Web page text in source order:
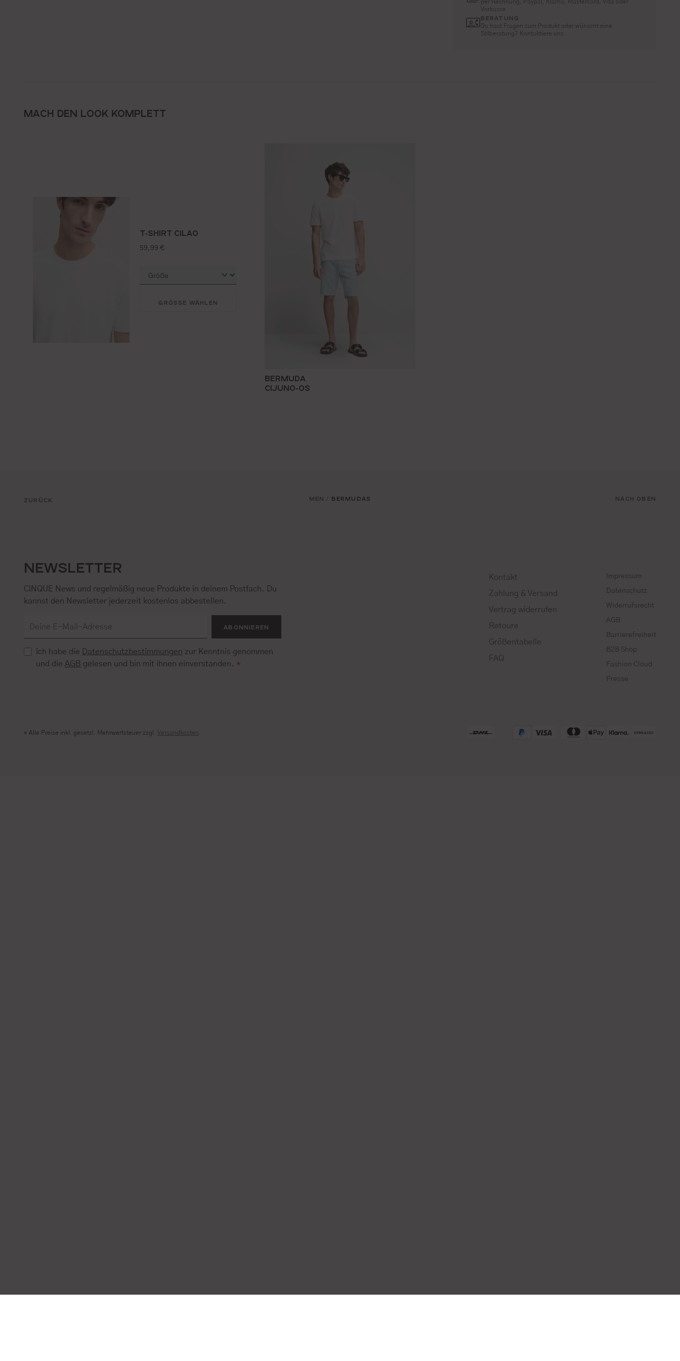
per Rechnung, Paypal, Klarna, Mastercard, Visa oder
Vorkasse
BERATUNG
Du hast Fragen zum Produkt oder wünscht eine
Stilberatung? Kontaktiere uns
MACH DEN LOOK KOMPLETT
BERMUDA
CIJUNO-OS
T-SHIRT CILAO
regulärer preis:
59,99 €
GRÖSSE WÄHLEN
ZURÜCK MEN BERMUDAS NACH OBEN
NEWSLETTER
CINQUE News und regelmäßig neue Produkte in deinem Postfach. Du
kannst den Newsletter jederzeit kostenlos abbestellen.
ABONNIEREN
Ich habe die Datenschutzbestimmungen zur Kenntnis genommen
und dieAGB gelesen und bin mit ihnen einverstanden. *
Kontakt
Zahlung & Versand
Vertrag widerrufen
Retoure
Größentabelle
FAQ
Impressum
Datenschutz
Widerrufsrecht
AGB
Barrierefreiheit
B2B Shop
Fashion Cloud
Presse
* Alle Preise inkl. gesetzl. Mehrwertsteuer zzgl. Versandkosten.